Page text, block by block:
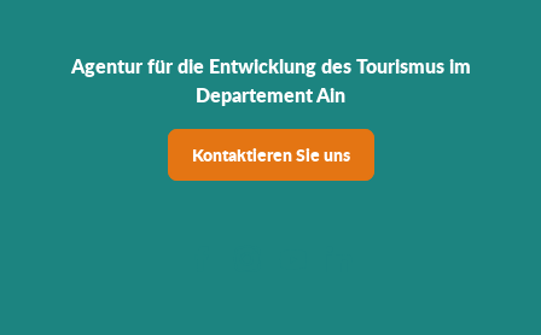
Agentur für die Entwicklung des Tourismus im
Departement Ain
Kontaktieren Sie uns